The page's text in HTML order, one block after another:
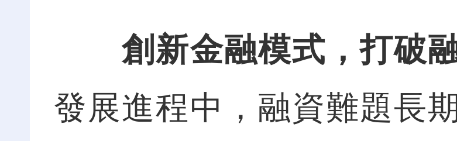
創新金融模式，打破
發展進程中，融資難題長